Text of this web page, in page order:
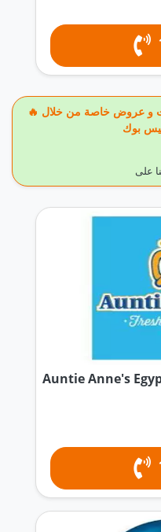
🔥 تابعنا الان و تعرف على جديد الخدمات و عروض خاصة من خلال
بوك
Auntie Anne's